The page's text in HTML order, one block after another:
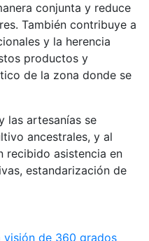
conjunta y reduce
También contribuye a
y la herencia
productos y
de la zona donde se
las artesanías se
ancestrales, y al
recibido asistencia en
estandarización de